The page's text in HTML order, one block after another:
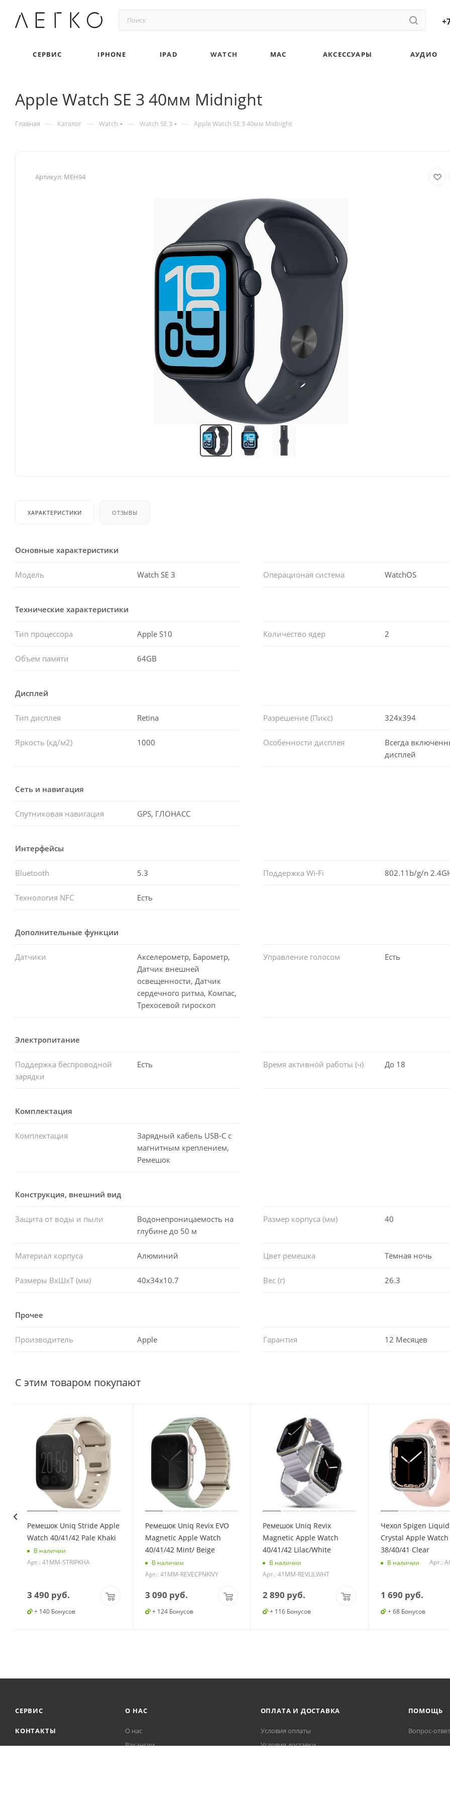
СЕРВИС IPHONE IPAD WATCH MAC АКСЕССУАРЫ АУДИО
Apple Watch SE 3 40мм Midnight
Главная — Каталог — Watch — Watch SE 3 — Apple Watch SE 3 40мм Midnight
Артикул: MEH94
ХАРАКТЕРИСТИКИ ОТЗЫВЫ
Основные характеристики
Модель Watch SE 3 Операционая система WatchOS
Технические характеристики
Тип процессора Apple S10 Количество ядер 2
Объем памяти 64GB
Дисплей
Тип дисплея Retina Разрешение (Пикс) 324x394
Яркость (кд/м2) 1000 Особенности дисплея
Всегда
дисплей
Сеть и навигация
Спутниковая навигация GPS, ГЛОНАСC
Интерфейсы
Bluetooth 5.3 Поддержка Wi-Fi 802.11b/g/n
Технология NFC Есть
Дополнительные функции
Датчики
Акселерометр, Барометр,
Датчик внешней
освещенности, Датчик
сердечного ритма, Компас,
Трехосевой гироскоп
Управление голосом Есть
Электропитание
Поддержка беспроводной
зарядки
Есть Время активной работы (ч) До 18
Комплектация
Комплектация
Зарядный кабель USB-C с
магнитным креплением,
Ремешок
Конструкция, внешний вид
Защита от воды и пыли
Водонепроницаемость на
глубине до 50 м
Размер корпуса (мм) 40
Материал корпуса Алюминий Цвет ремешка Тёмная ночь
Размеры ВxШxТ (мм) 40x34x10.7 Вес (г) 26.3
Прочее
Производитель Apple Гарантия 12 Месяцев
С этим товаром покупают
Ремешок Uniq Stride Apple
Watch 40/41/42 Pale Khaki
В наличии
Арт.: 41MM-STRIPKHA
3 490 руб.
+ 140 Бонусов
Ремешок Uniq Revix EVO
Magnetic Apple Watch
40/41/42 Mint/ Beige
В наличии
Арт.: 41MM-REVECPNKIVY
3 090 руб.
+ 124 Бонусов
Ремешок Uniq Revix
Magnetic Apple Watch
40/41/42 Lilac/White
В наличии
Арт.: 41MM-REVLILWHT
2 890 руб.
+ 116 Бонусов
Чехол Spigen Liquid
Crystal Apple Watch
38/40/41 Clear
В наличии Арт.:
1 690 руб.
+ 68 Бонусов
СЕРВИС
КОНТАКТЫ
О НАС
О нас
Вакансии
ОПЛАТА И ДОСТАВКА
Условия оплаты
Условия доставки
ПОМОЩЬ
Вопрос-ответ